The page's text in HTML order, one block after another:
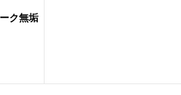
ク無垢